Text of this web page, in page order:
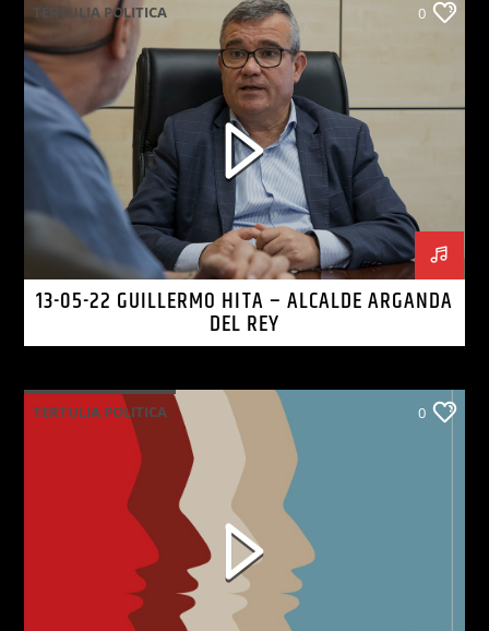
TERTULIA POLITICA 0
13-05-22 GUILLERMO HITA – ALCALDE ARGANDA
DEL REY
TERTULIA POLITICA 0